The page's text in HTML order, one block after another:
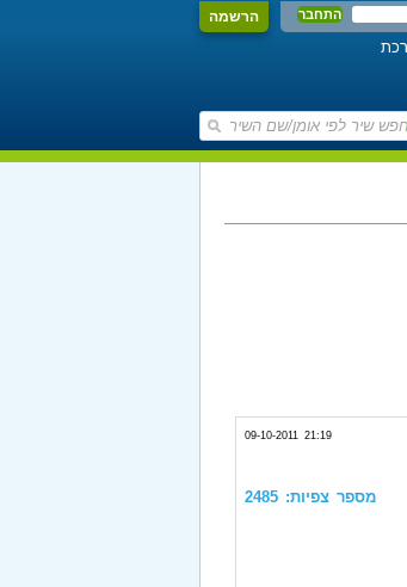
הרשמה
09-10-2011 21:19
מספר צפיות: 2485